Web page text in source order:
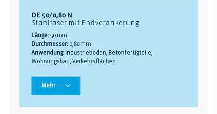
DE 50/0,80 N
Stahlfaser mit Endverankerung
Länge: 50 mm
Durchmesser: 0,80 mm
Anwendung: Industrieboden, Betonfertigteile,
Wohnungsbau, Verkehrsflächen
Mehr